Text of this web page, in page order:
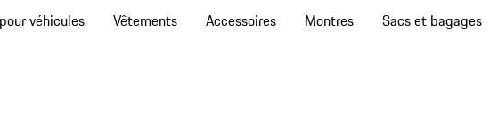
véhicules Vêtements Accessoires Montres Sacs et bagages